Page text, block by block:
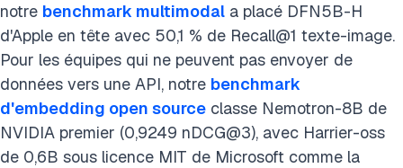
notre benchmark multimodal a placé DFN5B-H
d'Apple en tête avec 50,1 % de Recall@1 texte-image.
Pour les équipes qui ne peuvent pas envoyer de
données vers une API, notre benchmark
d'embedding open source classe Nemotron-8B de
NVIDIA premier (0,9249 nDCG@3), avec Harrier-oss
de 0,6B sous licence MIT de Microsoft comme la